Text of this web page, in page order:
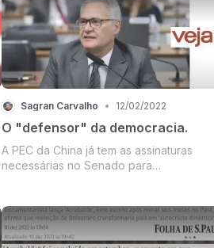
Sagran Carvalho • 12/02/2022
O "defensor" da democracia.
A PEC da China já tem as assinaturas
necessárias no Senado para
compactuam com o atual sistema
carcomido que sustenta os oligarcas é a
intenção.